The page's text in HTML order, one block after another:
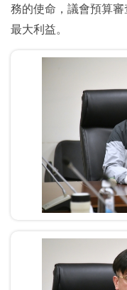
務的使命，議會預算
最大利益。